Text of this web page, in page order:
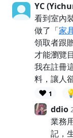
YC
看到室內
做了「家
領取者跟
才能瀏覽
我在註冊
料，讓人
❤️ 1
ddio
業務
記，